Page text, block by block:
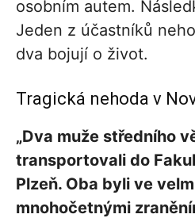
osobním autem.
Jeden z účastníků
dva bojují o život.
Tragická nehoda v
„Dva muže středního
transportovali do
Plzeň. Oba byli ve
mnohočetnými